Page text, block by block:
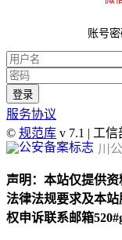
账号
服务协议
© 规范库 v 7.1 | 工信
川
声明：本站仅提供
法律法规要求及本
权申诉联系邮箱